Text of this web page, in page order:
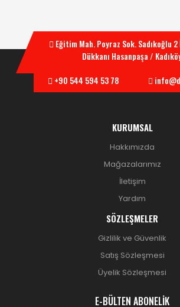
Eğitim Mah. Poyraz Sok. Sadıkoğlu
Dükkanı Hasanpaşa /
+90 544 594 53 78
KURUMSAL
Hakkımızda
Mağazalarımız
İletişim
Yardım
SÖZLEŞMELER
Gizlilik ve Güvenlik
Satış Sözleşmesi
Üyelik Sözleşmesi
E-BÜLTEN ABONELİK